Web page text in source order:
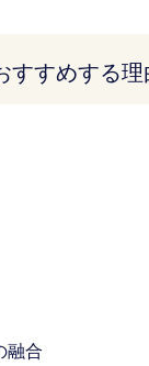
すすめする理
融合